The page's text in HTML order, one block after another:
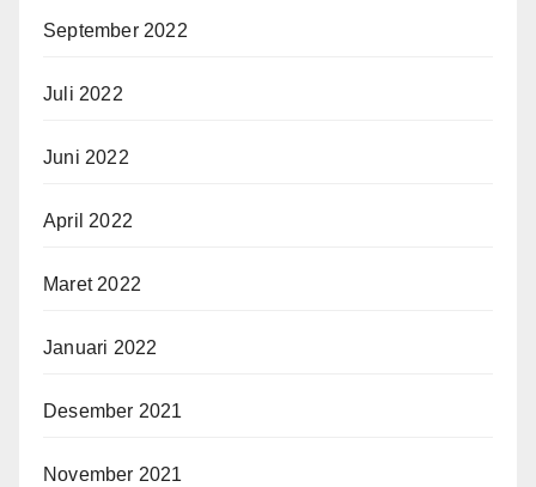
September 2022
Juli 2022
Juni 2022
April 2022
Maret 2022
Januari 2022
Desember 2021
November 2021